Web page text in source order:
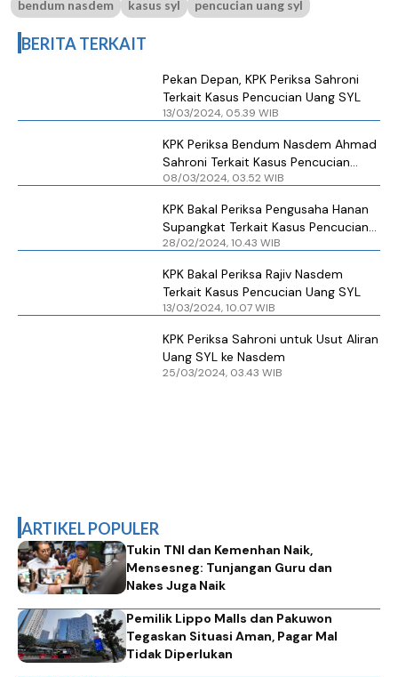
bendum nasdem
kasus syl pencucian uang syl
BERITA TERKAIT
Pekan Depan, KPK Periksa Sahroni
Terkait Kasus Pencucian Uang SYL
13/03/2024, 05.39 WIB
KPK Periksa Bendum Nasdem Ahmad
Sahroni Terkait Kasus Pencucian
Uang SYL
08/03/2024, 03.52 WIB
KPK Bakal Periksa Pengusaha Hanan
Supangkat Terkait Kasus Pencucian
Uang SYL
28/02/2024, 10.43 WIB
KPK Bakal Periksa Rajiv Nasdem
Terkait Kasus Pencucian Uang SYL
13/03/2024, 10.07 WIB
KPK Periksa Sahroni untuk Usut Aliran
Uang SYL ke Nasdem
25/03/2024, 03.43 WIB
ARTIKEL POPULER
Tukin TNI dan Kemenhan Naik,
Mensesneg: Tunjangan Guru dan
Nakes Juga Naik
Pemilik Lippo Malls dan Pakuwon
Tegaskan Situasi Aman, Pagar Mal
Tidak Diperlukan